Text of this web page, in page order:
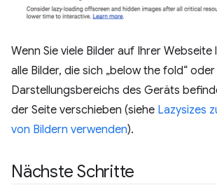
Wenn Sie viele Bilder auf Ihrer Webseite
alle Bilder, die sich „below the fold“
Darstellungsbereichs des Geräts
der Seite verschieben (siehe Lazysizes
von Bildern verwenden).
Nächste Schritte